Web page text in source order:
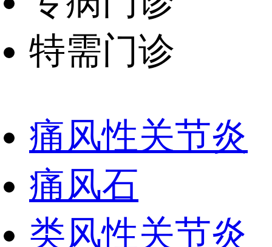
特需门诊
痛风性关节炎
痛风石
类风性关节炎